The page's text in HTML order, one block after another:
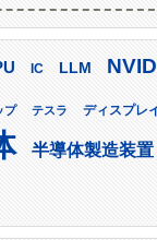
IC LLM
プ テスラ ディスプレ
半導体製造装置